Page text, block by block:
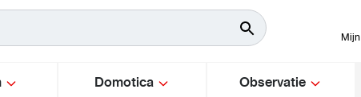
Domotica Observatie